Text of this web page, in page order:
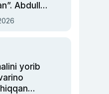
Abdulla
yorib